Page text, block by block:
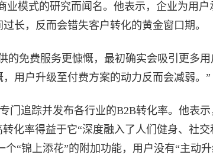
业模式的研究而闻名。他表示，企业为用户
长，反而会错失客户转化的黄金窗口期。
的免费服务更慷慨，最初确实会吸引更多
用户升级至付费方案的动力反而会减弱。”
专门追踪并发布各行业的B2B转化率。他表示
化率得益于它“深度融入了人们健身、社
个“锦上添花”的附加功能，用户没有“主动